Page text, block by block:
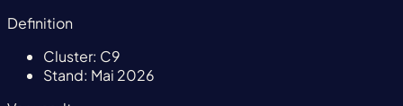
Definition
Cluster: C9
Stand: Mai 2026